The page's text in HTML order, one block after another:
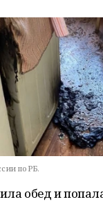
по РБ.
обед и